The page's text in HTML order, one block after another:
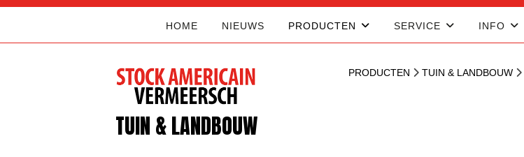
HOME NIEUWS PRODUCTEN SERVICE INFO
TUIN & LANDBOUW
PRODUCTEN TUIN & LANDBOUW